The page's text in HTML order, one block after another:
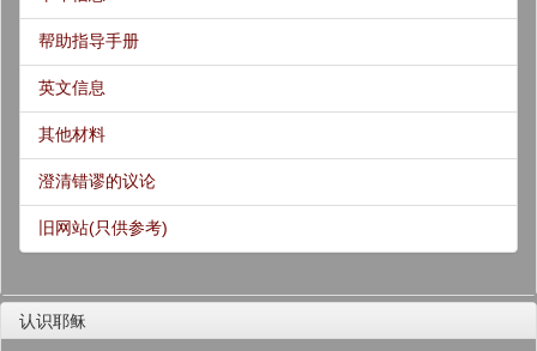
帮助指导手册
英文信息
其他材料
澄清错谬的议论
旧网站(只供参考)
认识耶稣